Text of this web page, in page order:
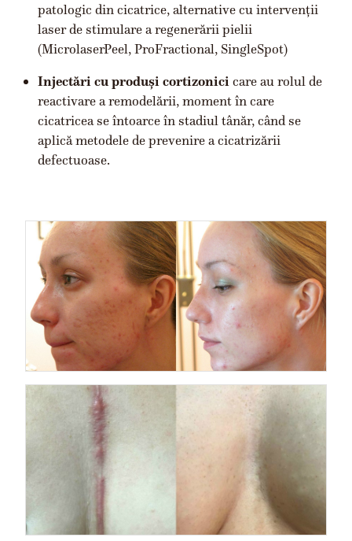
patologic din cicatrice, alternative cu intervenții
laser de stimulare a regenerării pielii
(MicrolaserPeel, ProFractional, SingleSpot)
Injectări cu produși cortizonicicare au rolul de
reactivare a remodelării, moment în care
cicatricea se întoarce în stadiul tânăr, când se
aplică metodele de prevenire a cicatrizării
defectuoase.